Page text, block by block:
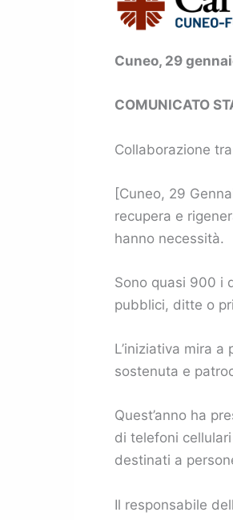
Cuneo, 29
COMUNICATO
Collaborazione
[Cuneo, 29
recupera e
hanno necessità.
Sono quasi 900 i
pubblici, ditte o
L’iniziativa mira
sostenuta e
Quest’anno ha
di telefoni
destinati a
Il responsabile